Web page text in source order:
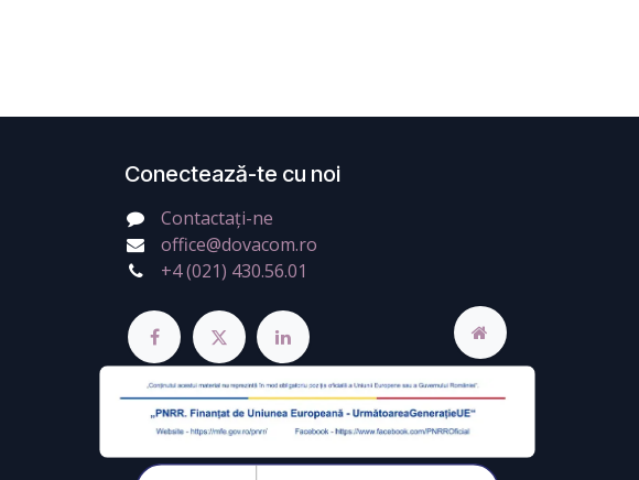
Conectează-te cu noi
Contactați-ne
office@dovacom.ro
+4 (021) 430.56.01